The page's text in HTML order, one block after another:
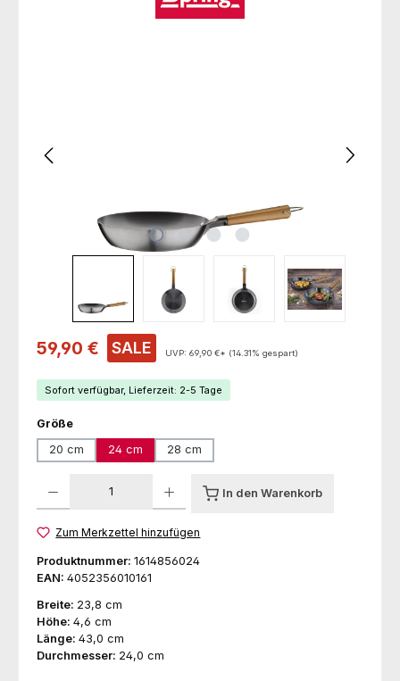
Verkaufspreis:
59,90 € SALE UVP: 69,90 €* (14.31% gespart)
Sofort verfügbar, Lieferzeit: 2-5 Tage
Größeauswählen
20 cm
24 cm 28 cm
In den Warenkorb
Zum Merkzettel hinzufügen
Produktnummer: 1614856024
EAN: 4052356010161
Breite: 23,8 cm
Höhe: 4,6 cm
Länge: 43,0 cm
Durchmesser: 24,0 cm